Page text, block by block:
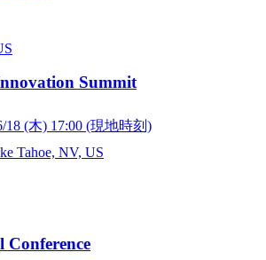
Summit
18 (木) 17:00 (現地時刻)
Tahoe, NV, US
Conference